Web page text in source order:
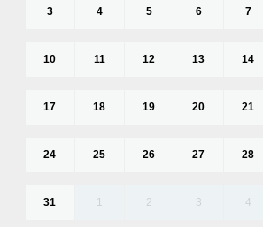
3 4 5 6 7
10 11 12 13 14
17 18 19 20 21
24 25 26 27 28
31 1 2 3 4